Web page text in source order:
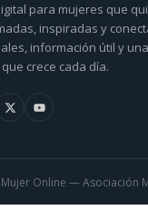
para mujeres que
inspiradas y
información útil y una
crece cada día.
Online — Asociación